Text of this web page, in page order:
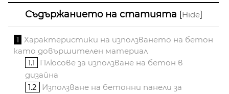
Съдържанието на статията [Hide]
1 Характеристики на използването на бетон
като довършителен материал
1.1
Плюсове за използване на бетон в
дизайна
1.2
Използване на бетонни панели за